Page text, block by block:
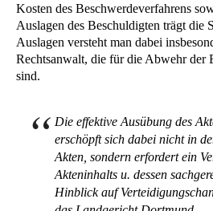
Kosten des Beschwerdeverfahrens
Auslagen des Beschuldigten trägt die
Auslagen versteht man dabei
Rechtsanwalt, die für die Abwehr der
sind.
Die effektive Ausübung des
erschöpft sich dabei nicht in
Akten, sondern erfordert ein
Akteninhalts u. dessen
Hinblick auf